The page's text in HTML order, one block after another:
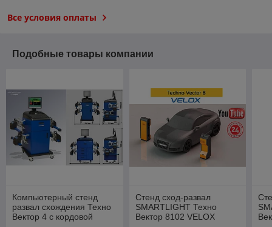
Все условия оплаты
Подобные товары компании
Компьютерный стенд
развал схождения Техно
Вектор 4 с кордовой
Стенд сход-развал
SMARTLIGHT Техно
Вектор 8102 VELOX